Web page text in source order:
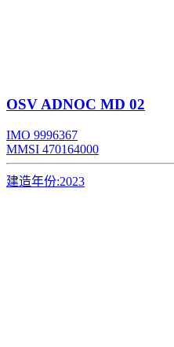
OSVADNOC MD 02
IMO 9996367
MMSI 470164000
建造年份:2023